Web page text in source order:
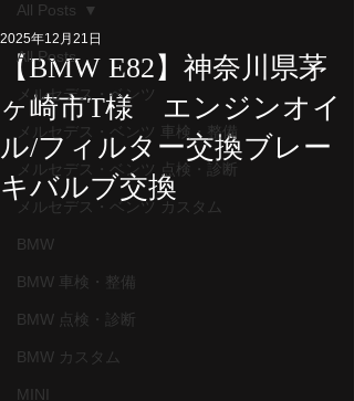
All Posts
メルセデス・ベンツ
メルセデス・ベンツ 車検・整備
メルセデス・ベンツ 点検・診断
メルセデス・ベンツ カスタム
BMW
BMW 車検・整備
BMW 点検・診断
BMW カスタム
MINI
All Posts
【BMW E82】神奈川県茅
ヶ崎市T様 エンジンオイ
ル/フィルター交換ブレー
キバルブ交換
2025年12月21日